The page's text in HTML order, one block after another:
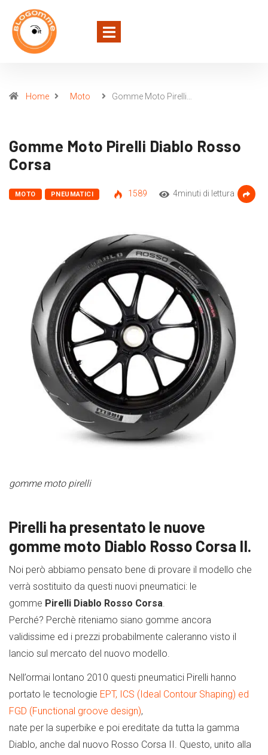
Home Moto Gomme Moto Pirelli…
Gomme Moto Pirelli Diablo Rosso
Corsa
MOTO PNEUMATICI 1589 4minuti di lettura
gomme moto pirelli
Pirelli ha presentato le nuove
gomme moto Diablo Rosso Corsa II.
Noi però abbiamo pensato bene di provare il modello che
verrà sostituito da questi nuovi pneumatici: le
gomme Pirelli Diablo Rosso Corsa.
Perché? Perchè riteniamo siano gomme ancora
validissime ed i prezzi probabilmente caleranno visto il
lancio sul mercato del nuovo modello.
Nell’ormai lontano 2010 questi pneumatici Pirelli hanno
portato le tecnologie EPT, ICS (Ideal Contour Shaping) ed
FGD (Functional groove design),
nate per la superbike e poi ereditate da tutta la gamma
Diablo, anche dal nuovo Rosso Corsa II. Questo, unito alla